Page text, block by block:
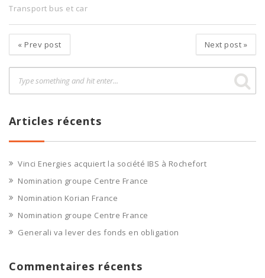
Transport bus et car
« Prev post Next post »
Articles récents
Vinci Energies acquiert la société IBS à Rochefort
Nomination groupe Centre France
Nomination Korian France
Nomination groupe Centre France
Generali va lever des fonds en obligation
Commentaires récents